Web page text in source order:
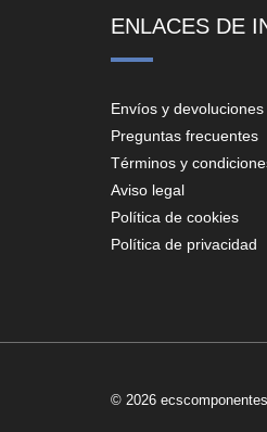
ENLACES DE
Envíos y devoluciones
Preguntas frecuentes
Términos y
Aviso legal
Política de cookies
Política de privacidad
© 2026